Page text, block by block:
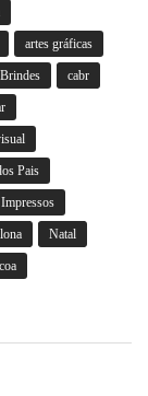
artes gráficas
Brindes cabr
Pais
Impressos
lona Natal